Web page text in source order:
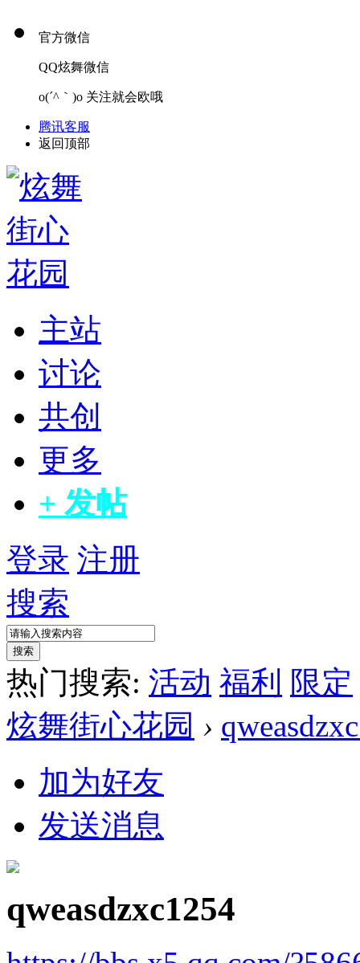
官方微信
QQ炫舞微信
o(´^｀)o 关注就会欧哦
腾讯客服
返回顶部
主站
讨论
共创
更多
+ 发帖
登录 注册
搜索
搜索
热门搜索: 活动 福利
限定
炫舞街心花园 ›
加为好友
发送消息
qweasdzxc1254